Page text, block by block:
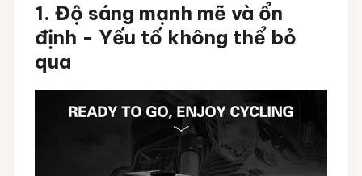
1. Độ sáng mạnh mẽ và ổn
định - Yếu tố không thể bỏ
qua